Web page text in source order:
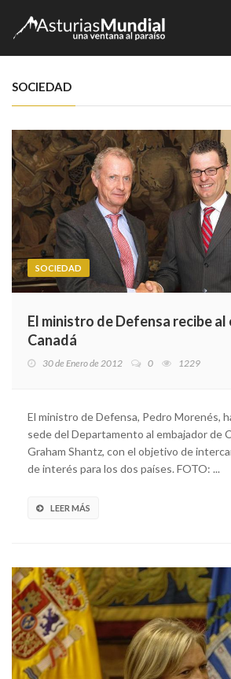
SOCIEDAD
SOCIEDAD
El ministro de Defensa recibe
Canadá
30 de Enero de 2012 0 1229
El ministro de Defensa, Pedro Morenés,
sede del Departamento al embajador de
Graham Shantz, con el objetivo de
de interés para los dos países. FOTO: ...
LEER MÁS